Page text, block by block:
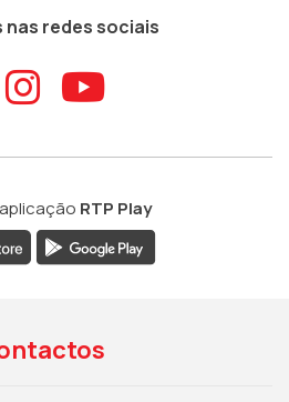
nas redes sociais
ao
Aceder ao
Aceder
RTP Play